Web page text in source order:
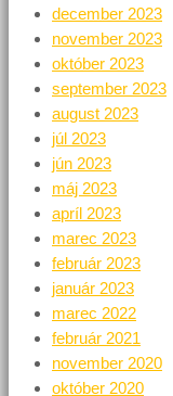
december 2023
november 2023
október 2023
september 2023
august 2023
júl 2023
jún 2023
máj 2023
apríl 2023
marec 2023
február 2023
január 2023
marec 2022
február 2021
november 2020
október 2020